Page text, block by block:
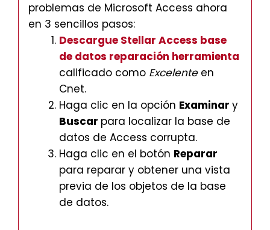
problemas de Microsoft Access ahora
en 3 sencillos pasos:
Descargue Stellar Access base
de datos reparación herramienta
calificado como Excelente en
Cnet.
Haga clic en la opción Examinar y
Buscar para localizar la base de
datos de Access corrupta.
Haga clic en el botón Reparar
para reparar y obtener una vista
previa de los objetos de la base
de datos.